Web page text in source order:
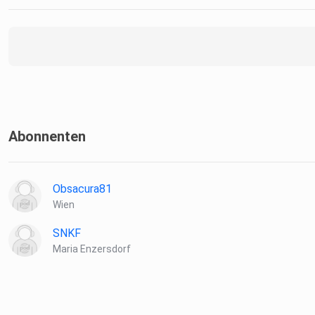
Abonnenten
Obsacura81
Wien
SNKF
Maria Enzersdorf